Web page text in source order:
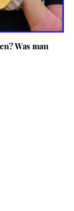
Was man